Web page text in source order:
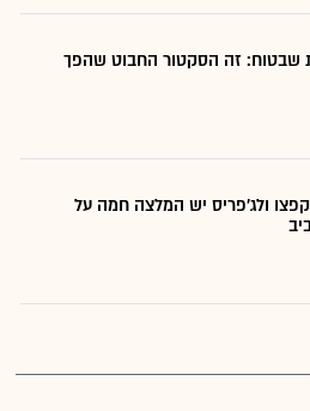
שבטוח: זה הסקטור החבוט שהפך
ולג'פריס יש המלצה חמה על